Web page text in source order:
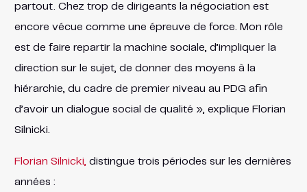
partout. Chez trop de dirigeants la négociation est
encore vécue comme une épreuve de force. Mon rôle
est de faire repartir la machine sociale, d’impliquer la
direction sur le sujet, de donner des moyens à la
hiérarchie, du cadre de premier niveau au PDG afin
d’avoir un dialogue social de qualité », explique Florian
Silnicki.
Florian Silnicki, distingue trois périodes sur les dernières
années :